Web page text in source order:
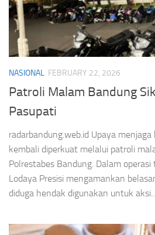
NASIONAL FEBRUARY 22, 2026
Patroli Malam Bandung
Pasupati
radarbandung.web.id Upaya
kembali diperkuat melalui patroli
Polrestabes Bandung. Dalam
Lodaya Presisi mengamankan
diduga hendak digunakan untuk